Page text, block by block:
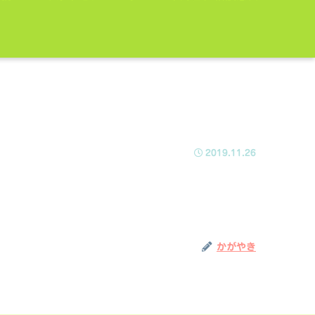
2019.11.26
かがやき